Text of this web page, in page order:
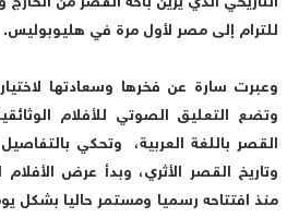
للترام إلى مصر لأول مرة في هليوبوليس.
وعبرت سارة عن فخرها وسعادتها
وتضع التعليق الصوتي للأفلام
القصر باللغة العربية، وتحكي
وتاريخ القصر الأثري، وبدأ عرض
منذ افتتاحه رسميا ومستمر حاليا بشكل